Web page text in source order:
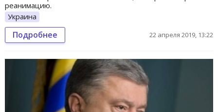
реанимацию.
Украина
Подробнее 22 апреля 2019, 13:22